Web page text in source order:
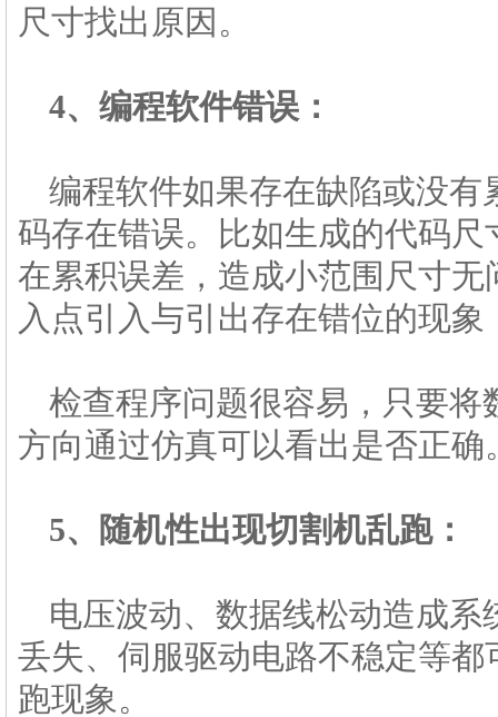
尺寸找出原因。
4、编程软件错误：
编程软件如果存在缺陷或没
码存在错误。比如生成的代码
在累积误差，造成小范围尺寸
入点引入与引出存在错位的现
检查程序问题很容易，只要
方向通过仿真可以看出是否正确
5、随机性出现切割机乱跑：
电压波动、数据线松动造成
丢失、伺服驱动电路不稳定等
跑现象。